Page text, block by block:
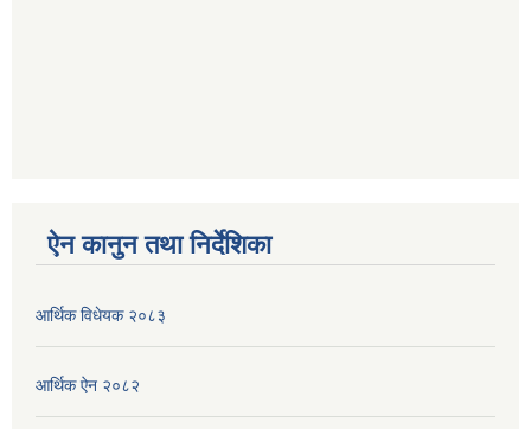
ऐन कानुन तथा निर्देशिका
आर्थिक विधेयक २०८३
आर्थिक ऐन २०८२